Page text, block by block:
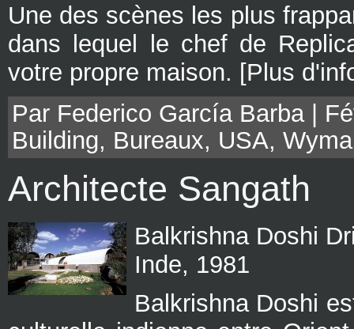
Une des scènes les plus
dans lequel le chef de
votre propre maison. [Plus
Par Federico García Barba |
Building, Bureaux, USA,
Architecte Sangath
Balkrishna Doshi
Inde, 1981
Balkrishna Doshi